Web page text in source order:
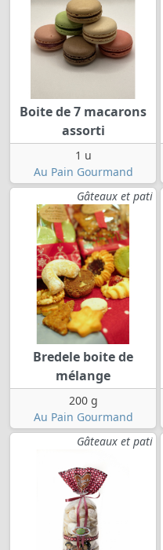
Boite de 7 macarons
assorti
1 u
Au Pain Gourmand
Gâteaux et pati
Bredele boite de
mélange
200 g
Au Pain Gourmand
Gâteaux et pati